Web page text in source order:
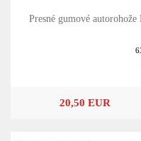
Presné gumové
20,50 EUR